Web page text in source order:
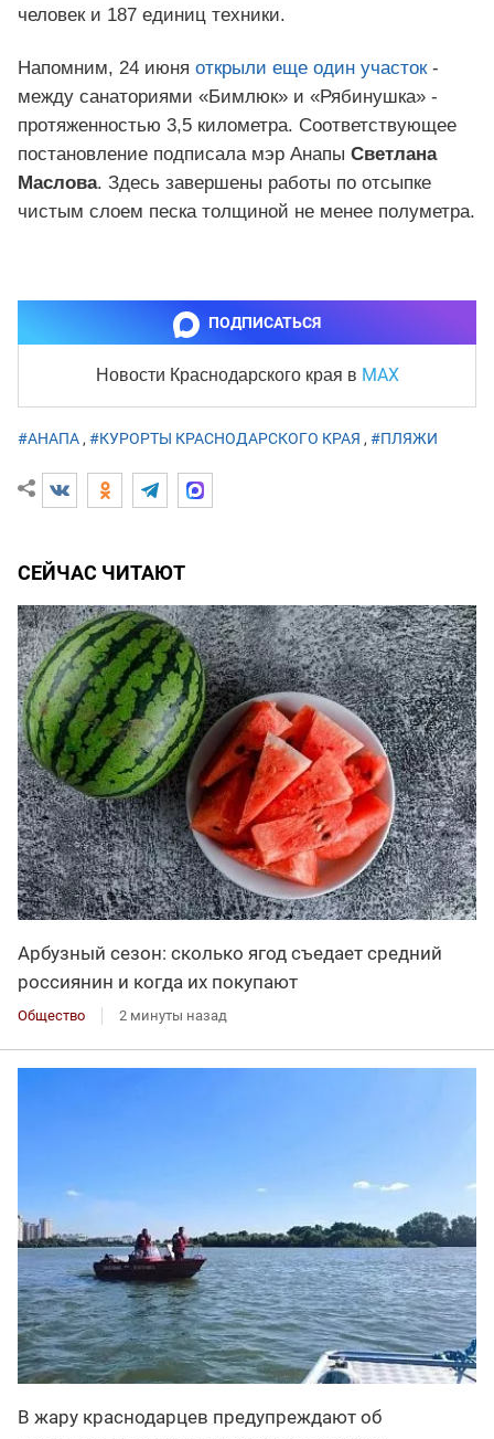
человек и 187 единиц техники.
Напомним, 24 июня открыли еще один участок-
между санаториями «Бимлюк» и «Рябинушка» -
протяженностью 3,5 километра. Соответствующее
постановление подписала мэр Анапы Светлана
Маслова. Здесь завершены работы по отсыпке
чистым слоем песка толщиной не менее полуметра.
ПОДПИСАТЬСЯ
Новости Краснодарского края в MAX
#АНАПА, #КУРОРТЫ КРАСНОДАРСКОГО КРАЯ , #ПЛЯЖИ
СЕЙЧАС ЧИТАЮТ
Арбузный сезон: сколько ягод съедает средний
россиянин и когда их покупают
Общество 2 минуты назад
В жару краснодарцев предупреждают об